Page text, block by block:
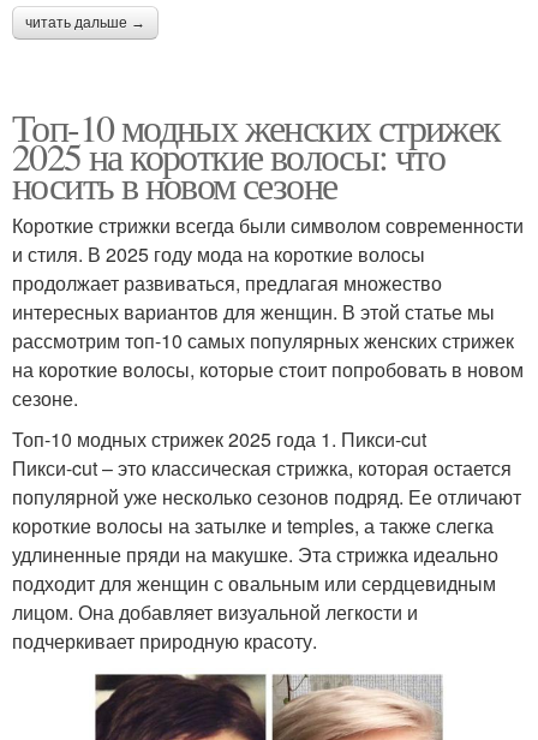
читать дальше →
Топ-10 модных женских стрижек
2025 на короткие волосы: что
носить в новом сезоне
Короткие стрижки всегда были символом современности
и стиля. В 2025 году мода на короткие волосы
продолжает развиваться, предлагая множество
интересных вариантов для женщин. В этой статье мы
рассмотрим топ-10 самых популярных женских стрижек
на короткие волосы, которые стоит попробовать в новом
сезоне.
Топ-10 модных стрижек 2025 года 1. Пикси-cut
Пикси-cut – это классическая стрижка, которая остается
популярной уже несколько сезонов подряд. Ее отличают
короткие волосы на затылке и temples, а также слегка
удлиненные пряди на макушке. Эта стрижка идеально
подходит для женщин с овальным или сердцевидным
лицом. Она добавляет визуальной легкости и
подчеркивает природную красоту.